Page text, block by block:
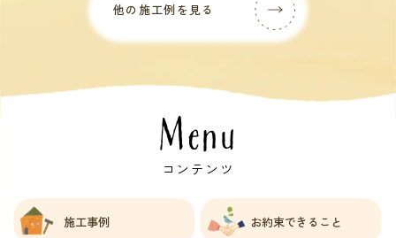
他の施工例を見る
Menu
コンテンツ
施工事例 お約束できること